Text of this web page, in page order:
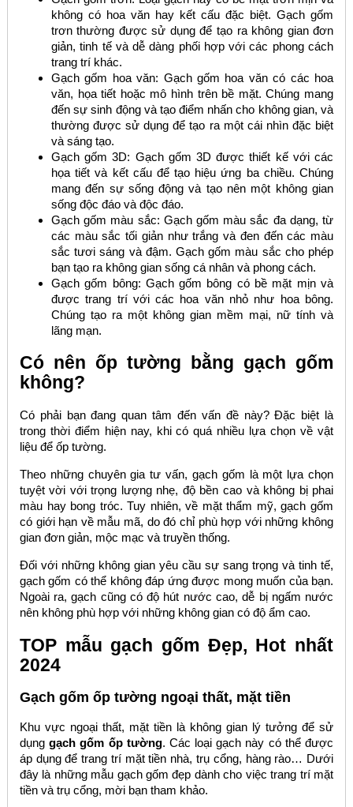
không có hoa văn hay kết cấu đặc biệt. Gạch gốm
trơn thường được sử dụng để tạo ra không gian đơn
giản, tinh tế và dễ dàng phối hợp với các phong cách
trang trí khác.
Gạch gốm hoa văn: Gạch gốm hoa văn có các hoa
văn, họa tiết hoặc mô hình trên bề mặt. Chúng mang
đến sự sinh động và tạo điểm nhấn cho không gian, và
thường được sử dụng để tạo ra một cái nhìn đặc biệt
và sáng tạo.
Gạch gốm 3D: Gạch gốm 3D được thiết kế với các
họa tiết và kết cấu để tạo hiệu ứng ba chiều. Chúng
mang đến sự sống động và tạo nên một không gian
sống độc đáo và độc đáo.
Gạch gốm màu sắc: Gạch gốm màu sắc đa dạng, từ
các màu sắc tối giản như trắng và đen đến các màu
sắc tươi sáng và đậm. Gạch gốm màu sắc cho phép
bạn tạo ra không gian sống cá nhân và phong cách.
Gạch gốm bông: Gạch gốm bông có bề mặt mịn và
được trang trí với các hoa văn nhỏ như hoa bông.
Chúng tạo ra một không gian mềm mại, nữ tính và
lãng mạn.
Có nên ốp tường bằng gạch gốm
không?
Có phải bạn đang quan tâm đến vấn đề này? Đặc biệt là
trong thời điểm hiện nay, khi có quá nhiều lựa chọn về vật
liệu để ốp tường.
Theo những chuyên gia tư vấn, gạch gốm là một lựa chọn
tuyệt vời với trọng lượng nhẹ, độ bền cao và không bị phai
màu hay bong tróc. Tuy nhiên, về mặt thẩm mỹ, gạch gốm
có giới hạn về mẫu mã, do đó chỉ phù hợp với những không
gian đơn giản, mộc mạc và truyền thống.
Đối với những không gian yêu cầu sự sang trọng và tinh tế,
gạch gốm có thể không đáp ứng được mong muốn của bạn.
Ngoài ra, gạch cũng có độ hút nước cao, dễ bị ngấm nước
nên không phù hợp với những không gian có độ ẩm cao.
TOP mẫu gạch gốm Đẹp, Hot nhất
2024
Gạch gốm ốp tường ngoại thất, mặt tiền
Khu vực ngoại thất, mặt tiền là không gian lý tưởng để sử
dụnggạch gốm ốp tường. Các loại gạch này có thể được
áp dụng để trang trí mặt tiền nhà, trụ cổng, hàng rào… Dưới
đây là những mẫu gạch gốm đẹp dành cho việc trang trí mặt
tiền và trụ cổng, mời bạn tham khảo.